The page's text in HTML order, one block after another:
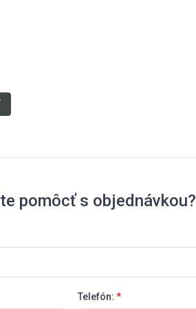
pomôcť s objednávkou?
Telefón: *